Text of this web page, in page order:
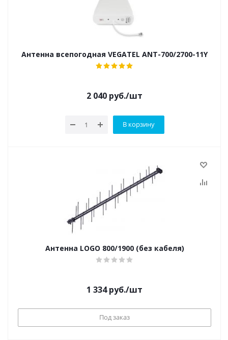
Антенна всепогодная VEGATEL ANT-700/2700-11Y
2 040 руб./шт
В корзину
Антенна LOGO 800/1900 (без кабеля)
1 334руб./шт
Под заказ